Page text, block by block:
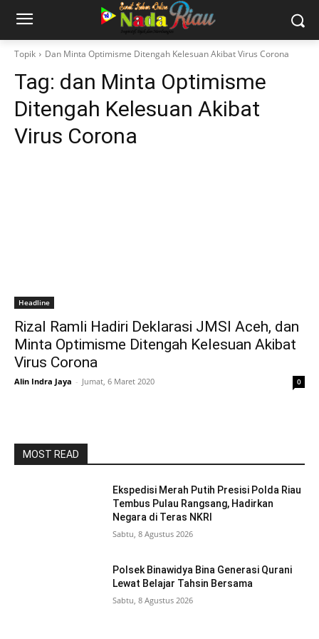
Topik Dan Minta Optimisme Ditengah Kelesuan Akibat Virus Corona
Tag: dan Minta Optimisme
Ditengah Kelesuan Akibat
Virus Corona
Headline
Rizal Ramli Hadiri Deklarasi JMSI Aceh, dan
Minta Optimisme Ditengah Kelesuan Akibat
Virus Corona
Alin Indra Jaya - Jumat, 6 Maret 2020 0
MOST READ
Ekspedisi Merah Putih Presisi Polda Riau
Tembus Pulau Rangsang, Hadirkan
Negara di Teras NKRI
Sabtu, 8 Agustus 2026
Polsek Binawidya Bina Generasi Qurani
Lewat Belajar Tahsin Bersama
Sabtu, 8 Agustus 2026